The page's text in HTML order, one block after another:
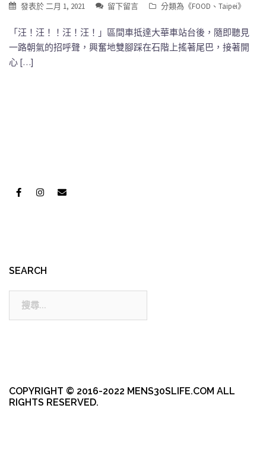
發表於二月 1, 2021 留下留言 分類為《FOOD 、 Taipei》
「汪！汪！！汪！汪！」區間車抵達大華車站台後，隨即聽見
一路朝氣的招呼聲，興奮地雙腳踩在石階上搖著尾巴，接著開
心 […]
SEARCH
COPYRIGHT © 2016-2022 MENS30SLIFE.COM ALL
RIGHTS RESERVED.